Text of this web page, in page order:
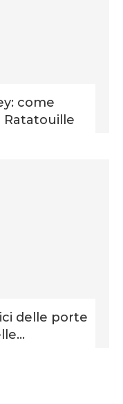
come
delle porte